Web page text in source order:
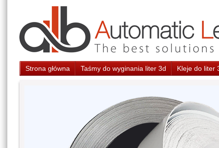
Strona główna Taśmy do wyginania liter 3d Kleje do liter